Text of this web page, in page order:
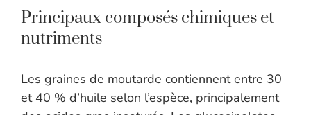
Principaux composés chimiques et
nutriments
Les graines de moutarde contiennent entre 30
et 40 % d’huile selon l’espèce, principalement